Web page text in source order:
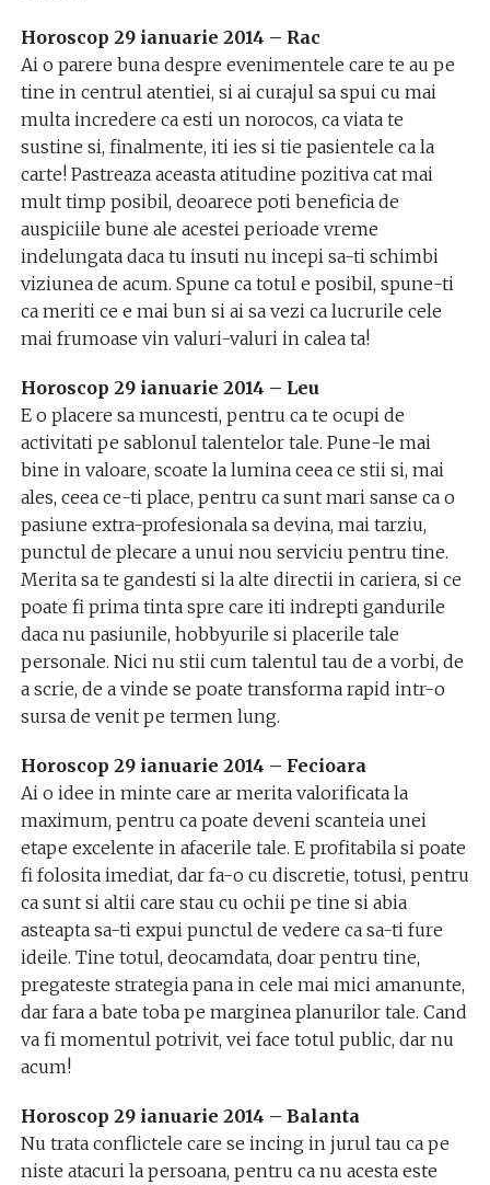
Horoscop 29 ianuarie 2014 – Rac
Ai o parere buna despre evenimentele care te au pe
tine in centrul atentiei, si ai curajul sa spui cu mai
multa incredere ca esti un norocos, ca viata te
sustine si, finalmente, iti ies si tie pasientele ca la
carte! Pastreaza aceasta atitudine pozitiva cat mai
mult timp posibil, deoarece poti beneficia de
auspiciile bune ale acestei perioade vreme
indelungata daca tu insuti nu incepi sa-ti schimbi
viziunea de acum. Spune ca totul e posibil, spune-ti
ca meriti ce e mai bun si ai sa vezi ca lucrurile cele
mai frumoase vin valuri-valuri in calea ta!
Horoscop 29 ianuarie 2014 – Leu
E o placere sa muncesti, pentru ca te ocupi de
activitati pe sablonul talentelor tale. Pune-le mai
bine in valoare, scoate la lumina ceea ce stii si, mai
ales, ceea ce-ti place, pentru ca sunt mari sanse ca o
pasiune extra-profesionala sa devina, mai tarziu,
punctul de plecare a unui nou serviciu pentru tine.
Merita sa te gandesti si la alte directii in cariera, si ce
poate fi prima tinta spre care iti indrepti gandurile
daca nu pasiunile, hobbyurile si placerile tale
personale. Nici nu stii cum talentul tau de a vorbi, de
a scrie, de a vinde se poate transforma rapid intr-o
sursa de venit pe termen lung.
Horoscop 29 ianuarie 2014 – Fecioara
Ai o idee in minte care ar merita valorificata la
maximum, pentru ca poate deveni scanteia unei
etape excelente in afacerile tale. E profitabila si poate
fi folosita imediat, dar fa-o cu discretie, totusi, pentru
ca sunt si altii care stau cu ochii pe tine si abia
asteapta sa-ti expui punctul de vedere ca sa-ti fure
ideile. Tine totul, deocamdata, doar pentru tine,
pregateste strategia pana in cele mai mici amanunte,
dar fara a bate toba pe marginea planurilor tale. Cand
va fi momentul potrivit, vei face totul public, dar nu
acum!
Horoscop 29 ianuarie 2014 – Balanta
Nu trata conflictele care se incing in jurul tau ca pe
niste atacuri la persoana, pentru ca nu acesta este